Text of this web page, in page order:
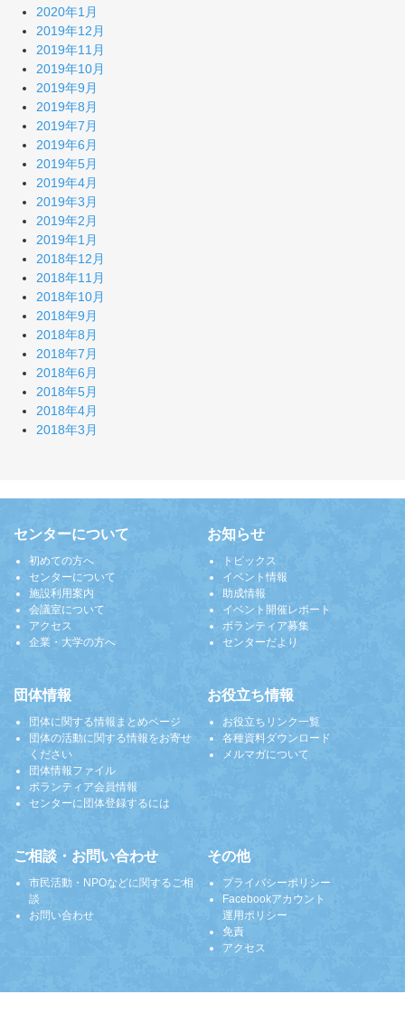
2020年1月
2019年12月
2019年11月
2019年10月
2019年9月
2019年8月
2019年7月
2019年6月
2019年5月
2019年4月
2019年3月
2019年2月
2019年1月
2018年12月
2018年11月
2018年10月
2018年9月
2018年8月
2018年7月
2018年6月
2018年5月
2018年4月
2018年3月
センターについて
初めての方へ
センターについて
施設利用案内
会議室について
アクセス
企業・大学の方へ
お知らせ
トピックス
イベント情報
助成情報
イベント開催レポート
ボランティア募集
センターだより
団体情報
団体に関する情報まとめページ
団体の活動に関する情報をお寄せ
ください
団体情報ファイル
ボランティア会員情報
センターに団体登録するには
お役立ち情報
お役立ちリンク一覧
各種資料ダウンロード
メルマガについて
ご相談・お問い合わせ
市民活動・NPOなどに関するご相
談
お問い合わせ
その他
プライバシーポリシー
Facebookアカウント
運用ポリシー
免責
アクセス